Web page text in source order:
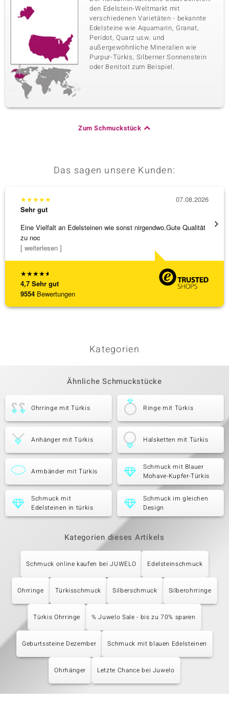
den Edelstein-Weltmarkt mit
verschiedenen Varietäten - bekannte
Edelsteine wie Aquamarin, Granat,
Peridot, Quarz usw. und
außergewöhnliche Mineralien wie
Purpur-Türkis, Silberner Sonnenstein
oder Benitoit zum Beispiel.
Zum Schmuckstück
Das sagen unsere Kunden:
★★★★★
4,7 Sehr gut
9554 Bewertungen
★★★★★
Sehr gut
Eine Vielfalt an Edelsteinen wie sonst nirgendwo.Gute Qualität
zu noc
[ weiterlesen ]
07.08.2026
Kategorien
Ähnliche Schmuckstücke
Ohrringe mit Türkis Ringe mit Türkis
Anhänger mit Türkis Halsketten mit Türkis
Armbänder mit Türkis
Schmuck mit Blauer
Mohave-Kupfer-Türkis
Schmuck mit
Edelsteinen in türkis
Schmuck im gleichen
Design
Kategorien dieses Artikels
Schmuck online kaufen bei JUWELO Edelsteinschmuck
Ohrringe Türkisschmuck Silberschmuck Silberohrringe
Türkis Ohrringe % Juwelo Sale - bis zu 70% sparen
Geburtssteine Dezember Schmuck mit blauen Edelsteinen
Ohrhänger Letzte Chance bei Juwelo